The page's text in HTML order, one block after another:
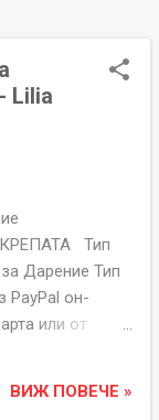
Lilia
Тип
Дарение Тип
PayPal он-
или от
Имейл
ВИЖ ПОВЕЧЕ »